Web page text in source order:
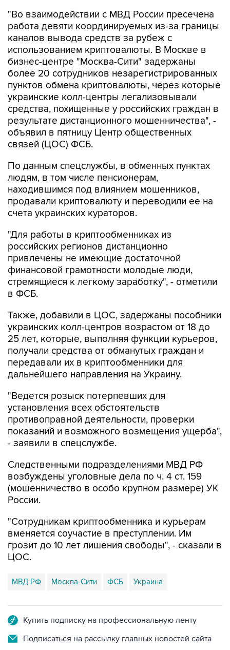
"Во взаимодействии с МВД России пресечена
работа девяти координируемых из-за границы
каналов вывода средств за рубеж с
использованием криптовалюты. В Москве в
бизнес-центре "Москва-Сити" задержаны
более 20 сотрудников незарегистрированных
пунктов обмена криптовалюты, через которые
украинские колл-центры легализовывали
средства, похищенные у российских граждан в
результате дистанционного мошенничества", -
объявил в пятницу Центр общественных
связей (ЦОС) ФСБ.
По данным спецслужбы, в обменных пунктах
людям, в том числе пенсионерам,
находившимся под влиянием мошенников,
продавали криптовалюту и переводили ее на
счета украинских кураторов.
"Для работы в криптообменниках из
российских регионов дистанционно
привлечены не имеющие достаточной
финансовой грамотности молодые люди,
стремящиеся к легкому заработку", - отметили
в ФСБ.
Также, добавили в ЦОС, задержаны пособники
украинских колл-центров возрастом от 18 до
25 лет, которые, выполняя функции курьеров,
получали средства от обманутых граждан и
передавали их в криптообменники для
дальнейшего направления на Украину.
"Ведется розыск потерпевших для
установления всех обстоятельств
противоправной деятельности, проверки
показаний и возможного возмещения ущерба",
- заявили в спецслужбе.
Следственными подразделениями МВД РФ
возбуждены уголовные дела по ч. 4 ст. 159
(мошенничество в особо крупном размере) УК
России.
"Сотрудникам криптообменника и курьерам
вменяется соучастие в преступлении. Им
грозит до 10 лет лишения свободы", - сказали в
ЦОС.
МВД РФ Москва-Сити ФСБ Украина
Купить подписку на профессиональную ленту
Подписаться на рассылку главных новостей сайта